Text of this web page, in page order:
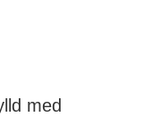
med